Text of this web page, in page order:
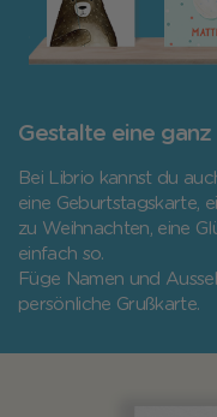
Gestalte eine
Bei Librio kannst du
eine Geburtstagskarte,
zu Weihnachten, eine
einfach so.
Füge Namen und
persönliche Grußkarte.